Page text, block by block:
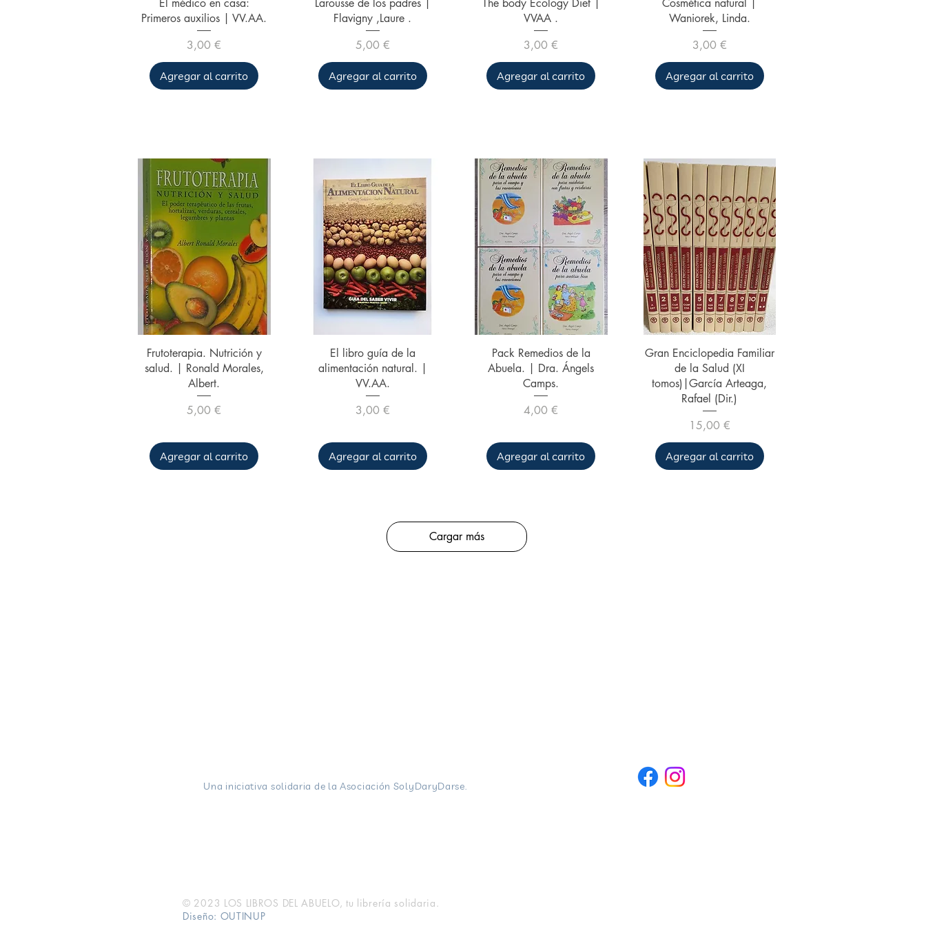
El médico en casa:
Primeros auxilios | VV.AA.
Precio
3,00 €
Agregar al carrito
Larousse de los padres |
Flavigny ,Laure .
Precio
5,00 €
Agregar al carrito
The body Ecology Diet |
VVAA .
Precio
3,00 €
Agregar al carrito
Cosmética natural |
Waniorek, Linda.
Precio
3,00 €
Agregar al carrito
Vista rápida
Frutoterapia. Nutrición y
salud. | Ronald Morales,
Albert.
Precio
5,00 €
Agregar al carrito
Vista rápida
El libro guía de la
alimentación natural. |
VV.AA.
Precio
3,00 €
Agregar al carrito
Vista rápida
Pack Remedios de la
Abuela. | Dra. Ángels
Camps.
Precio
4,00 €
Agregar al carrito
Vista rápida
Gran Enciclopedia Familiar
de la Salud (XI
tomos)|García Arteaga,
Rafael (Dir.)
Precio
15,00 €
Agregar al carrito
Cargar más
Una iniciativa solidaria de laAsociación SolyDaryDarse.
© 2023 LOS LIBROS DEL ABUELO, tu librería solidaria.
Diseño: OUTINUP